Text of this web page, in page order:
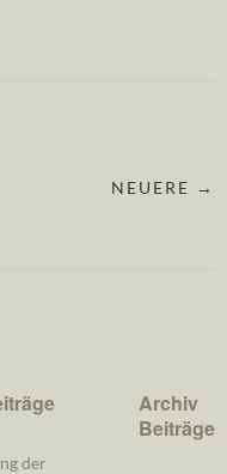
NEUERE →
der
Archiv
Beiträge